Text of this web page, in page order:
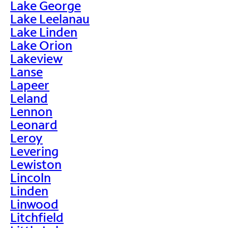
Lake George
Lake Leelanau
Lake Linden
Lake Orion
Lakeview
Lanse
Lapeer
Leland
Lennon
Leonard
Leroy
Levering
Lewiston
Lincoln
Linden
Linwood
Litchfield